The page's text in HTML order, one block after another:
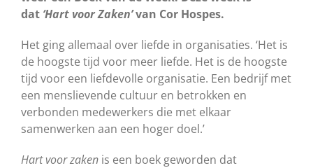
dat ‘Hart voor Zaken’van Cor Hospes.
Het ging allemaal over liefde in organisaties. ‘Het is
de hoogste tijd voor meer liefde. Het is de hoogste
tijd voor een liefdevolle organisatie. Een bedrijf met
een menslievende cultuur en betrokken en
verbonden medewerkers die met elkaar
samenwerken aan een hoger doel.’
Hart voor zaken is een boek geworden dat